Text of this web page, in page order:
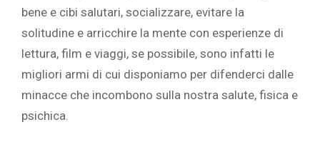
bene e cibi salutari, socializzare, evitare la
solitudine e arricchire la mente con esperienze di
lettura, film e viaggi, se possibile, sono infatti le
migliori armi di cui disponiamo per difenderci dalle
minacce che incombono sulla nostra salute, fisica e
psichica.